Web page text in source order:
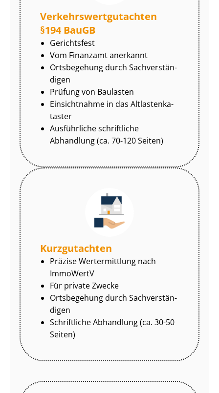
Ver­kehrs­wert­gut­ach­ten
§194 BauGB
Gerichtsfest
Vom Finanzamt anerkannt
Ortsbegehung durch Sach­ver­stän­
di­gen
Prüfung von Baulasten
Einsichtnahme in das Alt­las­ten­ka­
tas­ter
Ausführliche schriftliche
Abhandlung (ca. 70-120 Seiten)
Kurzgutachten
Präzise Wertermittlung nach
ImmoWertV
Für private Zwecke
Ortsbegehung durch Sach­ver­stän­
di­gen
Schriftliche Abhandlung (ca. 30-50
Seiten)